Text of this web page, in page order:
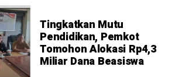
Tingkatkan Mutu
Pendidikan, Pemkot
Tomohon Alokasi Rp4,3
Miliar Dana Beasiswa